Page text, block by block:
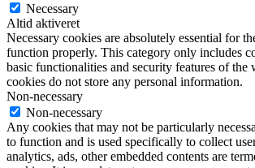
Necessary
Altid aktiveret
Necessary cookies are absolutely essential for
function properly. This category only includes
basic functionalities and security features of the
cookies do not store any personal information.
Non-necessary
Non-necessary
Any cookies that may not be particularly
to function and is used specifically to collect
analytics, ads, other embedded contents are